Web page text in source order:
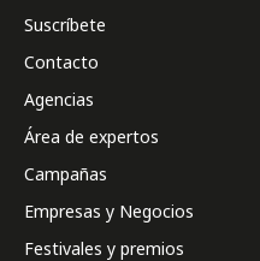
Suscríbete
Contacto
Agencias
Área de expertos
Campañas
Empresas y Negocios
Festivales y premios